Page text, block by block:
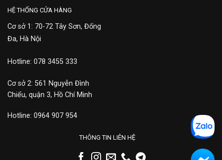
HỆ THỐNG CỬA HÀNG
Cơ sở 1: 70-72 Tây Sơn, Đống
Đa, Hà Nội
Hotline: 078 3455 333
Cơ sở 2: 561 Nguyễn Đình
Chiểu, quận 3, Hồ Chí Minh
Hotline: 0964 907 954
THÔNG TIN LIÊN HỆ